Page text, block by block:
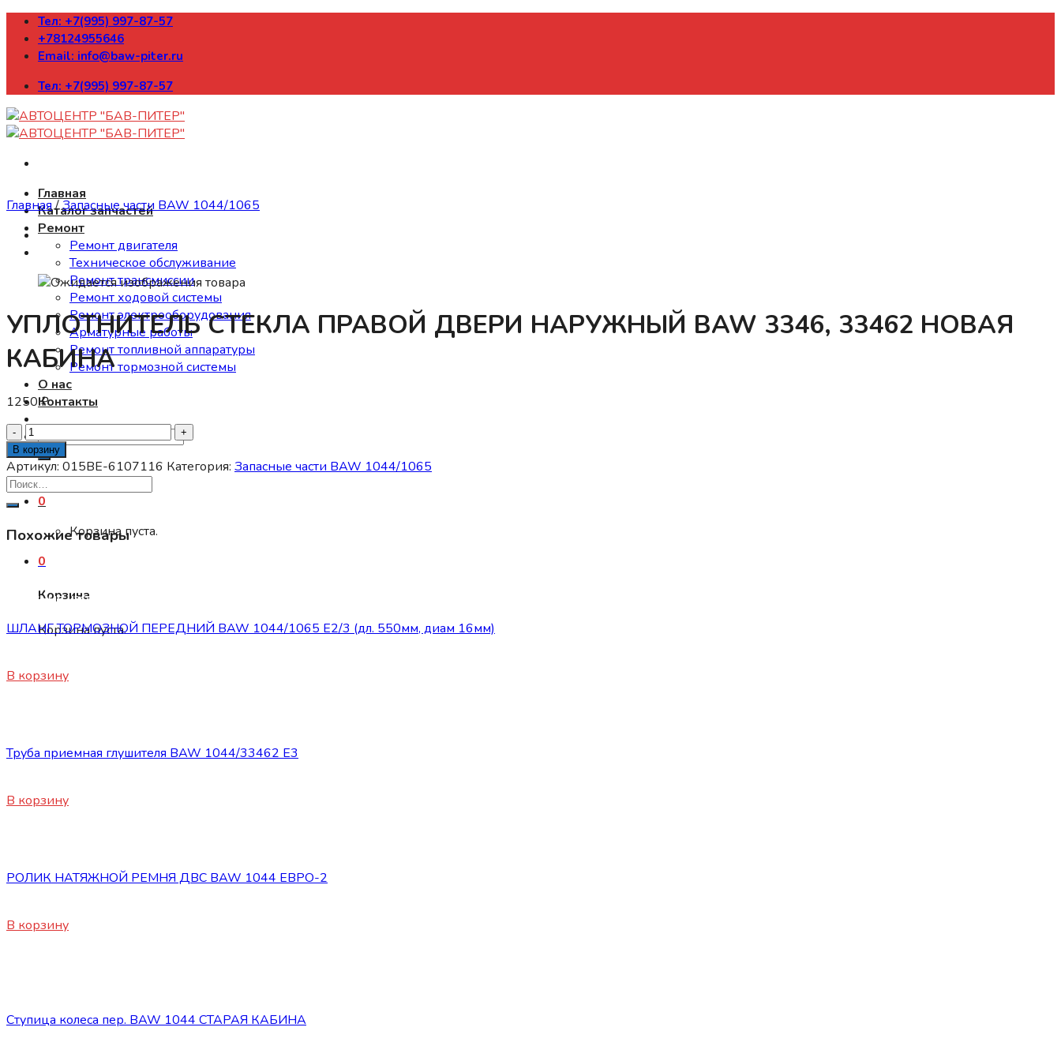
Skip
content
Тел: +7(995) 997-87-57
+78124955646
Email: info@baw-piter.ru
Тел: +7(995) 997-87-57
Главная
Каталог запчастей
Ремонт
Ремонт двигателя
Техническое обслуживание
Ремонт трансмиссии
Ремонт ходовой системы
Ремонт электрооборудования
Арматурные работы
Ремонт топливной аппаратуры
Ремонт тормозной системы
О нас
Контакты
Искать:
0
Корзина пуста.
0
Корзина
Корзина пуста.
Главная/Запасные части BAW 1044/1065
УПЛОТНИТЕЛЬ СТЕКЛА ПРАВОЙ ДВЕРИ НАРУЖНЫЙ BAW 3346, 33462 НОВАЯ
КАБИНА
1250₽
Количество
товара
УПЛОТНИТЕЛЬ
СТЕКЛА
ПРАВОЙ
НАРУЖНЫЙ
BAW
3346,
33462
НОВАЯ
КАБИНА
В корзину
Артикул: 015BE-6107116 Категория: Запасные части BAW 1044/1065
Похожие товары
Запасные части BAW 1044/1065
ШЛАНГ ТОРМОЗНОЙ ПЕРЕДНИЙ BAW 1044/1065 Е2/3 (дл. 550мм, диам 16мм)
В корзину
Труба приемная глушителя BAW 1044/33462 E3
В корзину
РОЛИК НАТЯЖНОЙ РЕМНЯ ДВС BAW 1044 ЕВРО-2
В корзину
Ступица колеса пер. BAW 1044 СТАРАЯ КАБИНА